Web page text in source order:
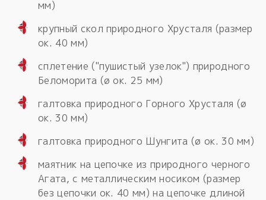
мм)
крупный скол природного Хрусталя (размер
ок. 40 мм)
сплетение ("пушистый узелок") природного
Беломорита (ø ок. 25 мм)
галтовка природного Горного Хрусталя (ø
ок. 30 мм)
галтовка природного Шунгита (ø ок. 30 мм)
маятник на цепочке из природного черного
Агата, с металлическим носиком (размер
без цепочки ок. 40 мм) на цепочке длиной